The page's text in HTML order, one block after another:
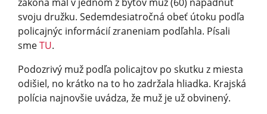
svoju družku. Sedemdesiatročná obeť útoku podľa
policajnýc informácií zraneniam podľahla. Písali
smeTU.
Podozrivý muž podľa policajtov po skutku z miesta
odišiel, no krátko na to ho zadržala hliadka. Krajská
polícia najnovšie uvádza, že muž je už obvinený.